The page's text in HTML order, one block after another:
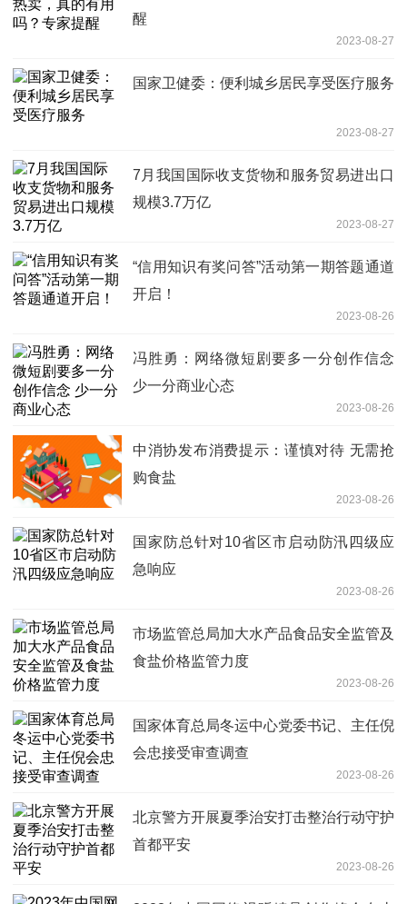
醒
2023-08-27
国家卫健委：便利城乡居民享受医疗服务
2023-08-27
7月我国国际收支货物和服务贸易进出口
规模3.7万亿
2023-08-27
“信用知识有奖问答”活动第一期答题通道
开启！
2023-08-26
冯胜勇：网络微短剧要多一分创作信念
少一分商业心态
2023-08-26
中消协发布消费提示：谨慎对待 无需抢
购食盐
2023-08-26
国家防总针对10省区市启动防汛四级应
急响应
2023-08-26
市场监管总局加大水产品食品安全监管及
食盐价格监管力度
2023-08-26
国家体育总局冬运中心党委书记、主任倪
会忠接受审查调查
2023-08-26
北京警方开展夏季治安打击整治行动守护
首都平安
2023-08-26